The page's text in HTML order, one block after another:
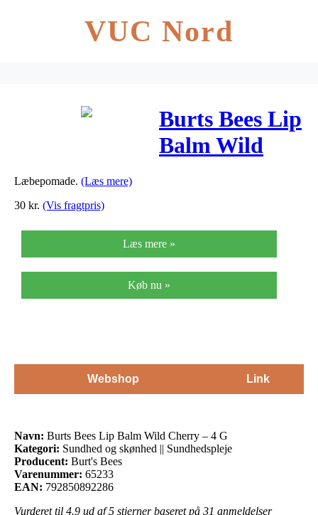
VUC Nord
Burts Bees Lip
Balm Wild
Læbepomade. (Læs mere)
30 kr. (Vis fragtpris)
Læs mere »
Køb nu »
Webshop Link
Navn: Burts Bees Lip Balm Wild Cherry – 4 G
Kategori: Sundhed og skønhed || Sundhedspleje
Producent: Burt's Bees
Varenummer: 65233
EAN: 792850892286
Vurderet til 4.9 ud af 5 stjerner baseret på 31 anmeldelser